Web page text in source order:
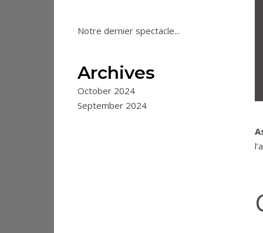
Notre dernier spectacle...
Archives
October 2024
September 2024